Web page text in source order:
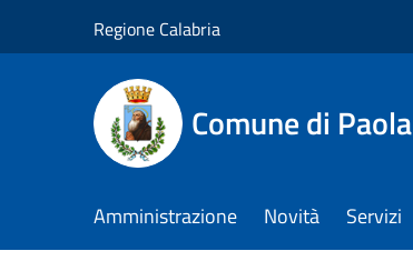
Regione Calabria
Comune di Paola
Amministrazione Novità Servizi